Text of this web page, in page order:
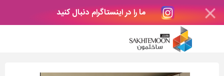
ما را در اینستاگرام دنبال کنید